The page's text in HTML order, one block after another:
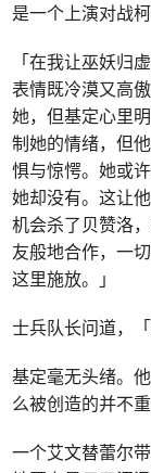
是一个上演对战
「在我让巫妖归
表情既冷漠又高
她，但基定心里
制她的情绪，但
惧与惊愕。她或
她却没有。这让
机会杀了贝赞洛
友般地合作，一
这里施放。」
士兵队长问道，
基定毫无头绪。
么被创造的并不
一个艾文替蕾尔